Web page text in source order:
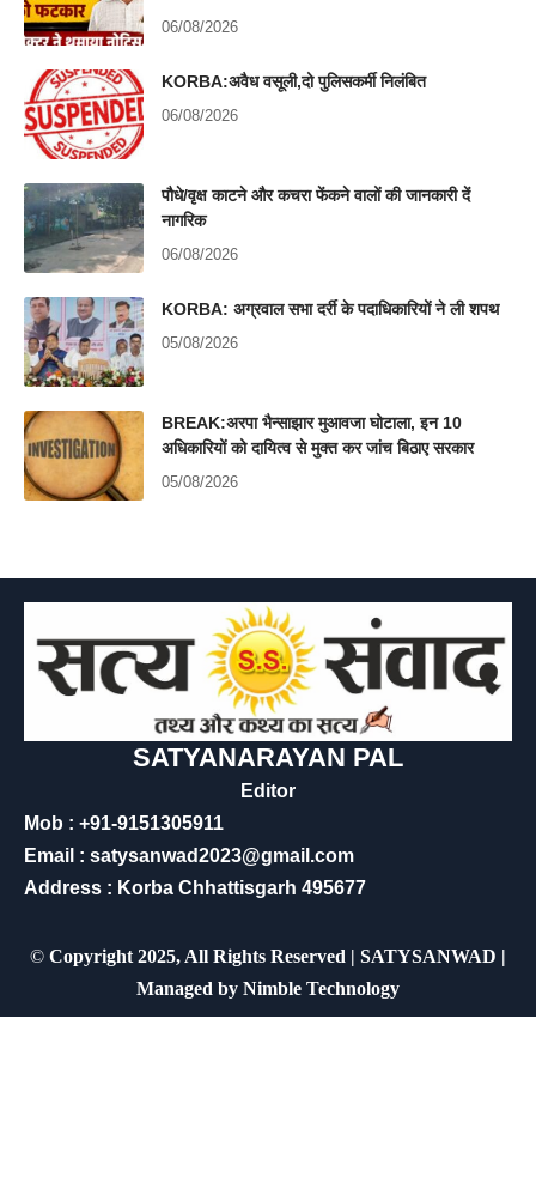
06/08/2026
KORBA:अवैध वसूली,दो पुलिसकर्मी निलंबित
06/08/2026
पौधे/वृक्ष काटने और कचरा फेंकने वालों की जानकारी दें
नागरिक
06/08/2026
KORBA: अग्रवाल सभा दर्री के पदाधिकारियों ने ली शपथ
05/08/2026
BREAK:अरपा भैन्साझार मुआवजा घोटाला, इन 10
अधिकारियों को दायित्व से मुक्त कर जांच बिठाए सरकार
05/08/2026
SATYANARAYAN PAL
Editor
Mob : +91-9151305911
Email : satysanwad2023@gmail.com
Address : Korba Chhattisgarh 495677
© Copyright 2025, All Rights Reserved | SATYSANWAD |
Managed by Nimble Technology